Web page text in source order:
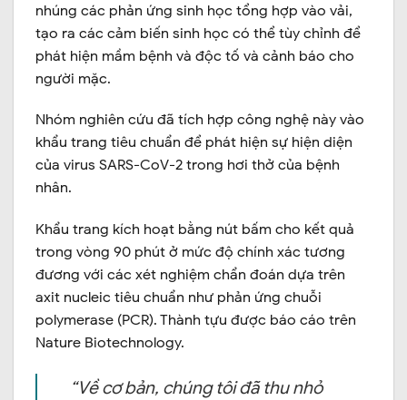
nhúng các phản ứng sinh học tổng hợp vào vải,
tạo ra các cảm biến sinh học có thể tùy chỉnh để
phát hiện mầm bệnh và độc tố và cảnh báo cho
người mặc.
Nhóm nghiên cứu đã tích hợp công nghệ này vào
khẩu trang tiêu chuẩn để phát hiện sự hiện diện
của virus SARS-CoV-2 trong hơi thở của bệnh
nhân.
Khẩu trang kích hoạt bằng nút bấm cho kết quả
trong vòng 90 phút ở mức độ chính xác tương
đương với các xét nghiệm chẩn đoán dựa trên
axit nucleic tiêu chuẩn như phản ứng chuỗi
polymerase (PCR). Thành tựu được báo cáo trên
Nature Biotechnology.
“Về cơ bản, chúng tôi đã thu nhỏ